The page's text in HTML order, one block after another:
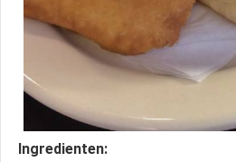
Ingredienten: